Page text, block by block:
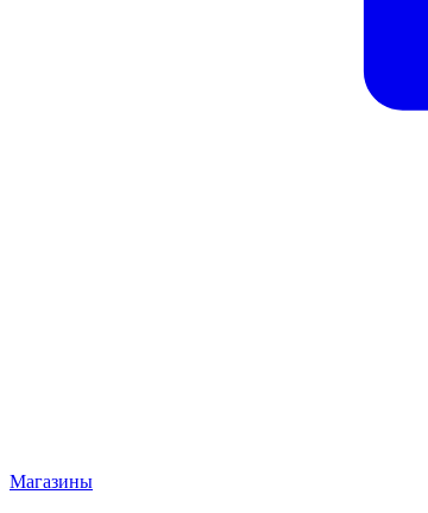
Магазины